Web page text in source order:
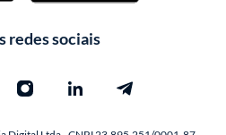
redes sociais